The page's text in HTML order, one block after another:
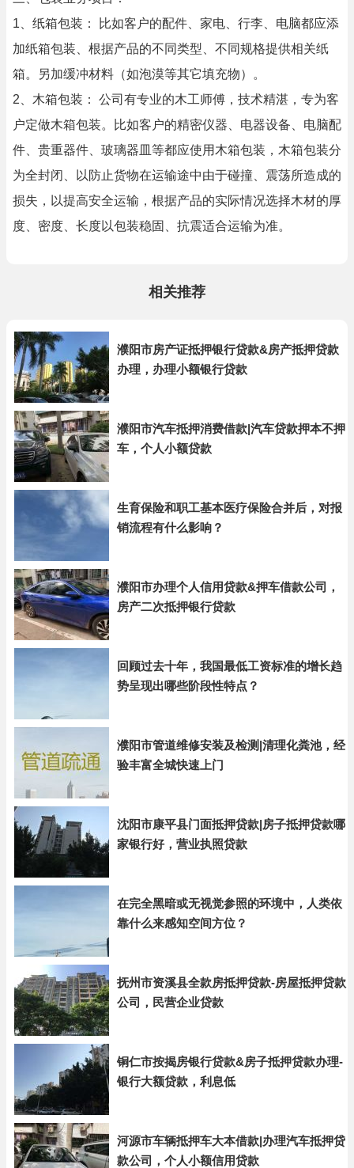
1、纸箱包装： 比如客户的配件、家电、行李、电脑都应添
加纸箱包装、根据产品的不同类型、不同规格提供相关纸
箱。另加缓冲材料（如泡漠等其它填充物）。
2、木箱包装： 公司有专业的木工师傅，技术精湛，专为客
户定做木箱包装。比如客户的精密仪器、电器设备、电脑配
件、贵重器件、玻璃器皿等都应使用木箱包装，木箱包装分
为全封闭、以防止货物在运输途中由于碰撞、震荡所造成的
损失，以提高安全运输，根据产品的实际情况选择木材的厚
度、密度、长度以包装稳固、抗震适合运输为准。
相关推荐
濮阳市房产证抵押银行贷款&房产抵押贷款
办理，办理小额银行贷款
濮阳市汽车抵押消费借款|汽车贷款押本不押
车，个人小额贷款
生育保险和职工基本医疗保险合并后，对报
销流程有什么影响？
濮阳市办理个人信用贷款&押车借款公司，
房产二次抵押银行贷款
回顾过去十年，我国最低工资标准的增长趋
势呈现出哪些阶段性特点？
濮阳市管道维修安装及检测|清理化粪池，经
验丰富全城快速上门
沈阳市康平县门面抵押贷款|房子抵押贷款哪
家银行好，营业执照贷款
在完全黑暗或无视觉参照的环境中，人类依
靠什么来感知空间方位？
抚州市资溪县全款房抵押贷款-房屋抵押贷款
公司，民营企业贷款
铜仁市按揭房银行贷款&房子抵押贷款办理-
银行大额贷款，利息低
河源市车辆抵押车大本借款|办理汽车抵押贷
款公司，个人小额信用贷款